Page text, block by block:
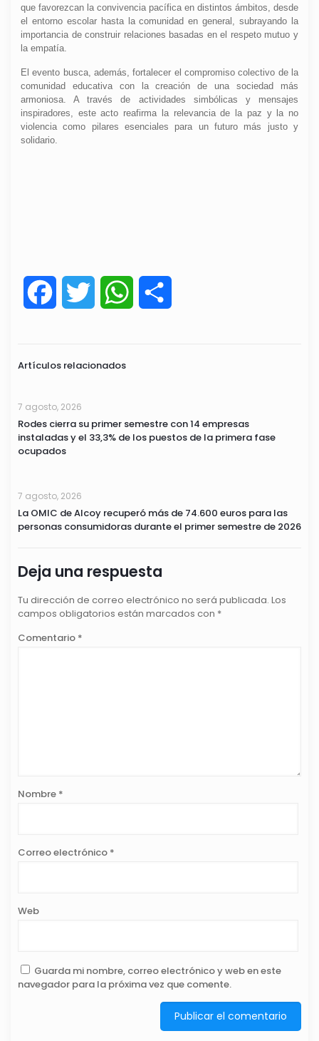
que favorezcan la convivencia pacífica en distintos ámbitos, desde
el entorno escolar hasta la comunidad en general, subrayando la
importancia de construir relaciones basadas en el respeto mutuo y
la empatía.
El evento busca, además, fortalecer el compromiso colectivo de la
comunidad educativa con la creación de una sociedad más
armoniosa. A través de actividades simbólicas y mensajes
inspiradores, este acto reafirma la relevancia de la paz y la no
violencia como pilares esenciales para un futuro más justo y
solidario.
FacebookTwitter WhatsApp
Artículos relacionados
7 agosto, 2026
Rodes cierra su primer semestre con 14 empresas
instaladas y el 33,3% de los puestos de la primera fase
ocupados
7 agosto, 2026
La OMIC de Alcoy recuperó más de 74.600 euros para las
personas consumidoras durante el primer semestre de 2026
Deja una respuesta
Tu dirección de correo electrónico no será publicada. Los
campos obligatorios están marcados con *
Comentario *
Nombre *
Correo electrónico *
Web
Guarda mi nombre, correo electrónico y web en este
navegador para la próxima vez que comente.